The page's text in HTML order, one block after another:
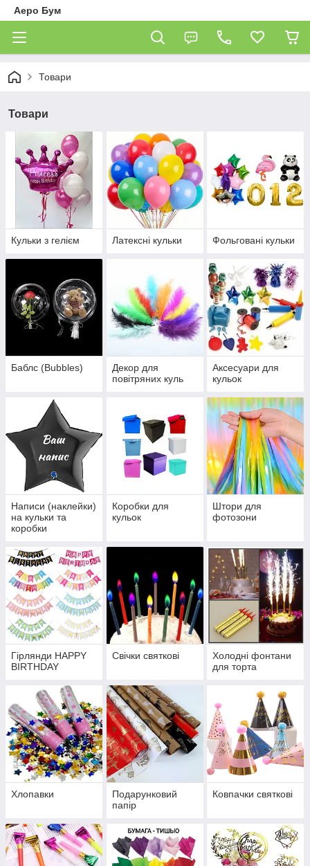
Аеро Бум
Товари
Товари
Кульки з гелієм Латексні кульки Фольговані кульки
Баблс (Bubbles)
Декор для
повітряних куль
Аксесуари для
кульок
Написи (наклейки)
на кульки та
коробки
Коробки для
кульок
Штори для
фотозони
Гірлянди HAPPY
BIRTHDAY
Свічки святкові
Холодні фонтани
для торта
Хлопавки
Подарунковий
папір
Ковпачки святкові